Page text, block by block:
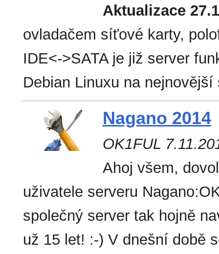
Aktualizace
ovladačem síťové karty,
IDE<->SATA je již server
Debian Linuxu na
Nagano 2014
OK1FUL
Ahoj všem,
uživatele serveru
společný server tak hojně
už 15 let! :-) V dnešní době